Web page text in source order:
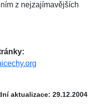
z nejzajímavějších
aktualizace: 29.12.2004